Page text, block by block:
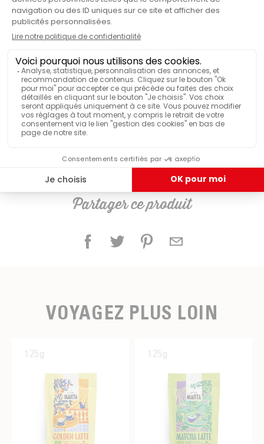
ILS ONT TESTÉ & APPRÉCIÉ
Ube latte
Partager ce produit
VOYAGEZ PLUS LOIN
125g 125g